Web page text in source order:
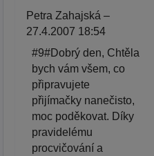
Petra Zahajská –
27.4.2007 18:54
#9#Dobrý den, Chtěla
bych vám všem, co
připravujete
přijímačky nanečisto,
moc poděkovat. Díky
pravidelému
procvičování a